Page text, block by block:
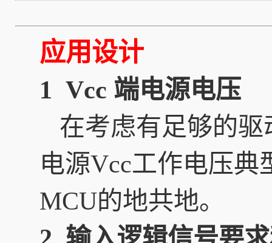
应用设计
1 Vcc 端电源电压
在考虑有足够的驱
电源Vcc工作电压典
MCU的地共地。